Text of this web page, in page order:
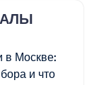
в Москве:
и что